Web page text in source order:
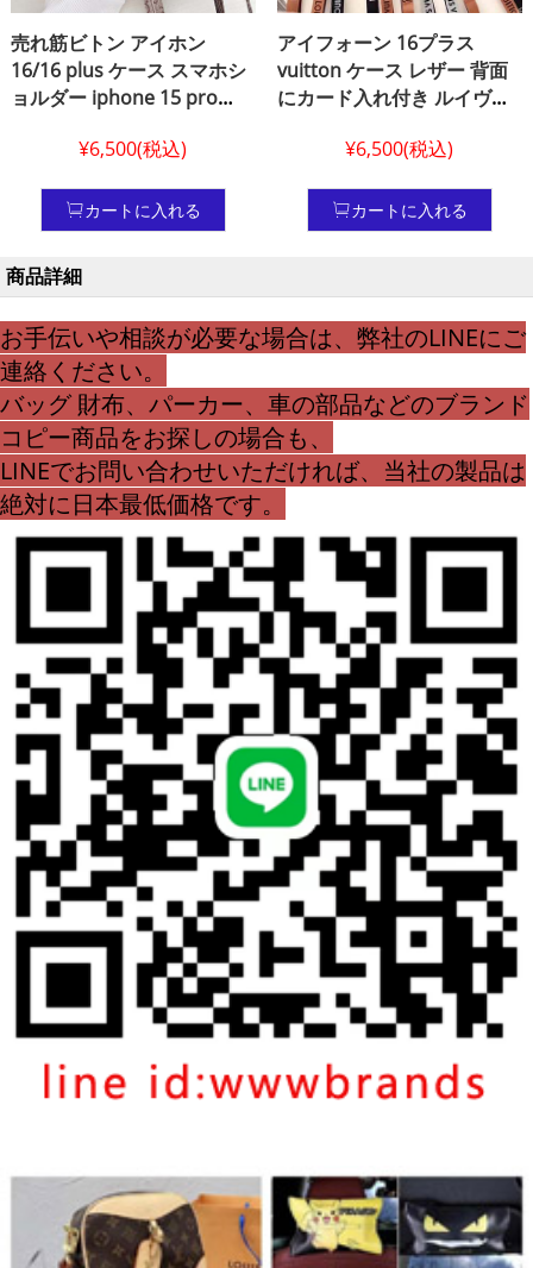
売れ筋ビトン アイホン
16/16 plus ケース スマホシ
ョルダー iphone 15 pro
ード収納女性向け iphoneケ
gucci ヴィトン風 スマホケ
ース ハイ ブランド
¥6,500(税込)
カートに入れる
アイフォーン 16プラス
vuitton ケース レザー 背面
にカード入れ付き ルイヴィ
帯ケース ルイヴィトン風 公
14pro max アイフォン
13pro max ケースヴィトン
¥6,500(税込)
カートに入れる
商品詳細
お手伝いや相談が必要な場合は、弊社のLINEにご
連絡ください。
バッグ 財布、パーカー、車の部品などのブランド
コピー商品をお探しの場合も、
LINEでお問い合わせいただければ、当社の製品は
絶対に日本最低価格です。